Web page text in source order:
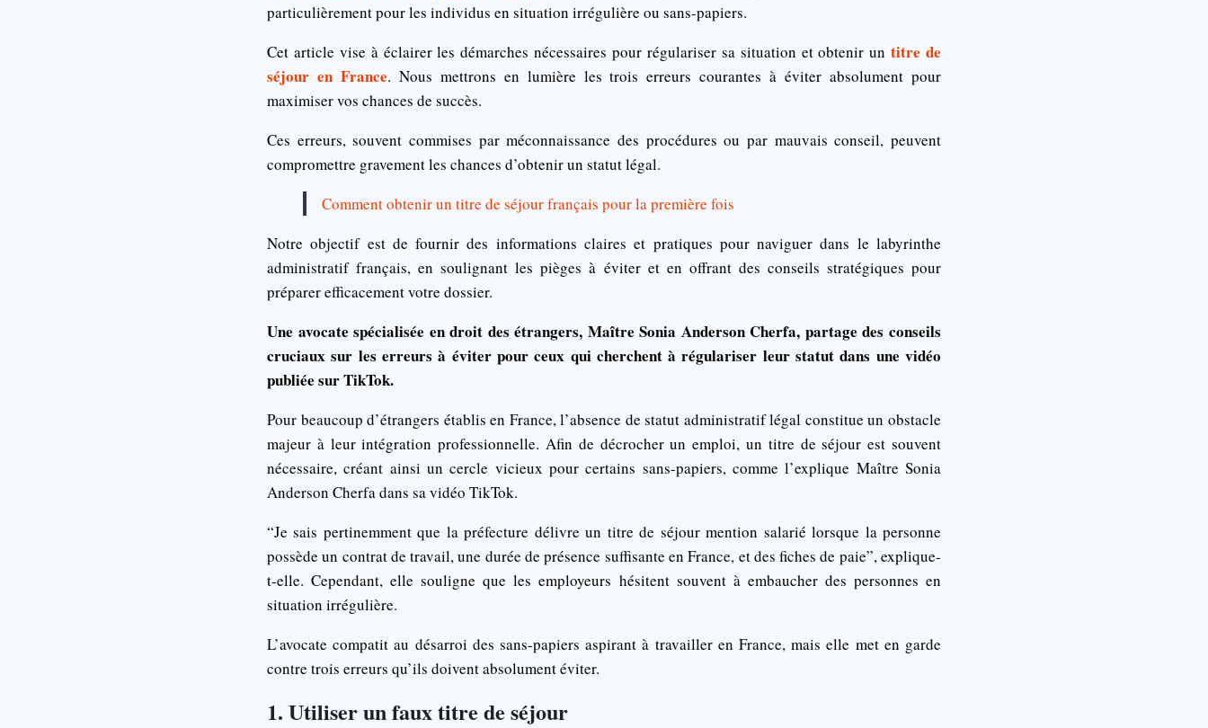
particulièrement pour les individus en situation irrégulière ou sans-papiers.
Cet article vise à éclairer les démarches nécessaires pour régulariser sa situation et obtenir untitre de
séjour en France. Nous mettrons en lumière les trois erreurs courantes à éviter absolument pour
maximiser vos chances de succès.
Ces erreurs, souvent commises par méconnaissance des procédures ou par mauvais conseil, peuvent
compromettre gravement les chances d’obtenir un statut légal.
Comment obtenir un titre de séjour français pour la première fois
Notre objectif est de fournir des informations claires et pratiques pour naviguer dans le labyrinthe
administratif français, en soulignant les pièges à éviter et en offrant des conseils stratégiques pour
préparer efficacement votre dossier.
Une avocate spécialisée en droit des étrangers, Maître Sonia Anderson Cherfa, partage des conseils
cruciaux sur les erreurs à éviter pour ceux qui cherchent à régulariser leur statut dans une vidéo
publiée sur TikTok.
Pour beaucoup d’étrangers établis en France, l’absence de statut administratif légal constitue un obstacle
majeur à leur intégration professionnelle. Afin de décrocher un emploi, un titre de séjour est souvent
nécessaire, créant ainsi un cercle vicieux pour certains sans-papiers, comme l’explique Maître Sonia
Anderson Cherfa dans sa vidéo TikTok.
“Je sais pertinemment que la préfecture délivre un titre de séjour mention salarié lorsque la personne
possède un contrat de travail, une durée de présence suffisante en France, et des fiches de paie”, explique-
t-elle. Cependant, elle souligne que les employeurs hésitent souvent à embaucher des personnes en
situation irrégulière.
L’avocate compatit au désarroi des sans-papiers aspirant à travailler en France, mais elle met en garde
contre trois erreurs qu’ils doivent absolument éviter.
1. Utiliser un faux titre de séjour